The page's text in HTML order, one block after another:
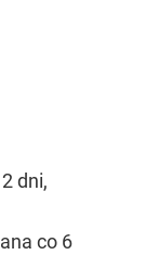
dni,
co 6